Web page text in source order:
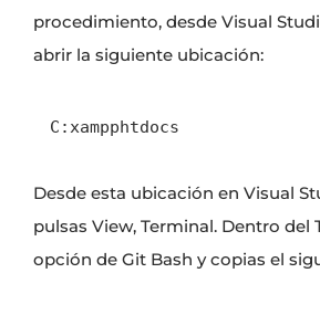
procedimiento, desde Visual
abrir la siguiente ubicación:
C:xampphtdocs
Desde esta ubicación en Visual
pulsas View, Terminal. Dentro del
opción de Git Bash y copias el